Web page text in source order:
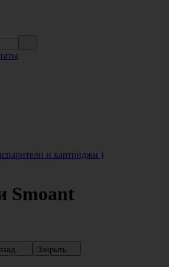
и картриджи )
Smoant
Закрыть